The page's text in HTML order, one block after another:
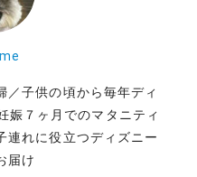
／子供の頃から毎年ディ
娠７ヶ月でのマタニティ
連れに役立つディズニー
届け